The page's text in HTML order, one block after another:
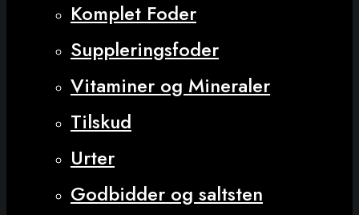
Komplet Foder
Suppleringsfoder
Vitaminer og Mineraler
Tilskud
Urter
Godbidder og saltsten